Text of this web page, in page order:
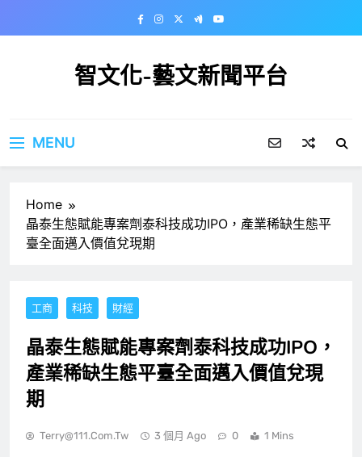
智文化-藝文新聞平台
MENU
Home
晶泰生態賦能專案劑泰科技成功IPO，產業稀缺生態平
臺全面邁入價值兌現期
工商 科技 財經
晶泰生態賦能專案劑泰科技成功IPO，
產業稀缺生態平臺全面邁入價值兌現
期
Terry@111.com.tw 3 個月 Ago 0 1 Mins